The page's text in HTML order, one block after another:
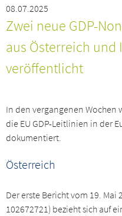
08.07.2025
Zwei neue GDP-
aus Österreich und
veröffentlicht
In den vergangenen Wochen
die EU GDP-Leitlinien in der
dokumentiert.
Österreich
Der erste Bericht vom 19.
102672721) bezieht sich auf